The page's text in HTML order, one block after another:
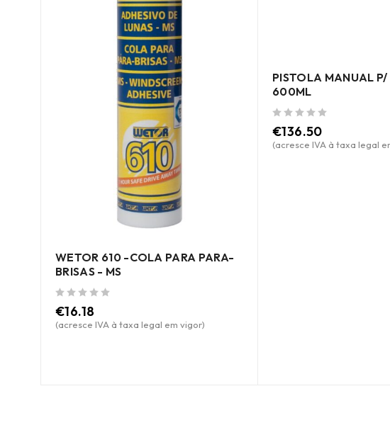
WETOR 610 -COLA PARA PARA-
BRISAS - MS
€16.18
(acresce IVA à taxa legal em vigor)
PISTOLA MANUAL P/
600ML
€136.50
(acresce IVA à taxa legal